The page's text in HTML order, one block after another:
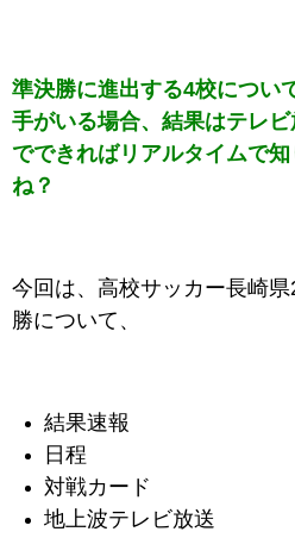
準決勝に進出する4校につい
手がいる場合、結果はテレ
でできればリアルタイムで
ね？
今回は、 高校サッカー長崎
勝について、
結果速報
日程
対戦カード
地上波テレビ放送